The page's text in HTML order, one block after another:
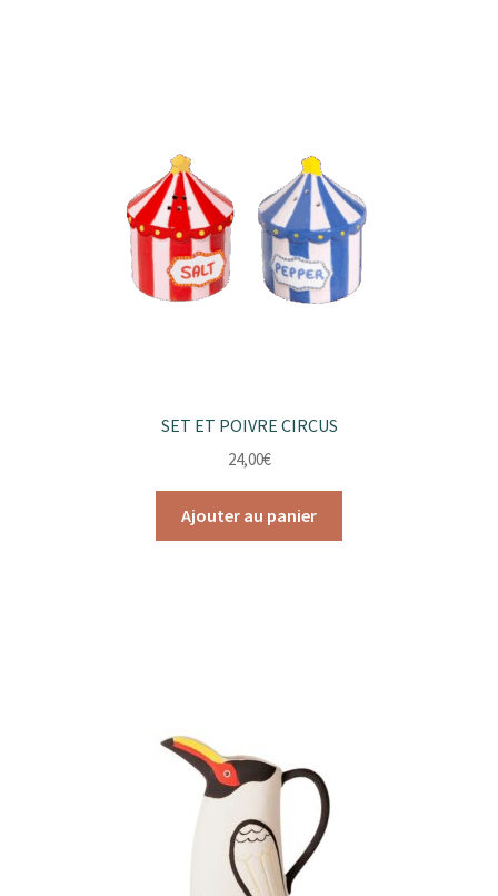
SET ET POIVRE CIRCUS
24,00€
Ajouter au panier